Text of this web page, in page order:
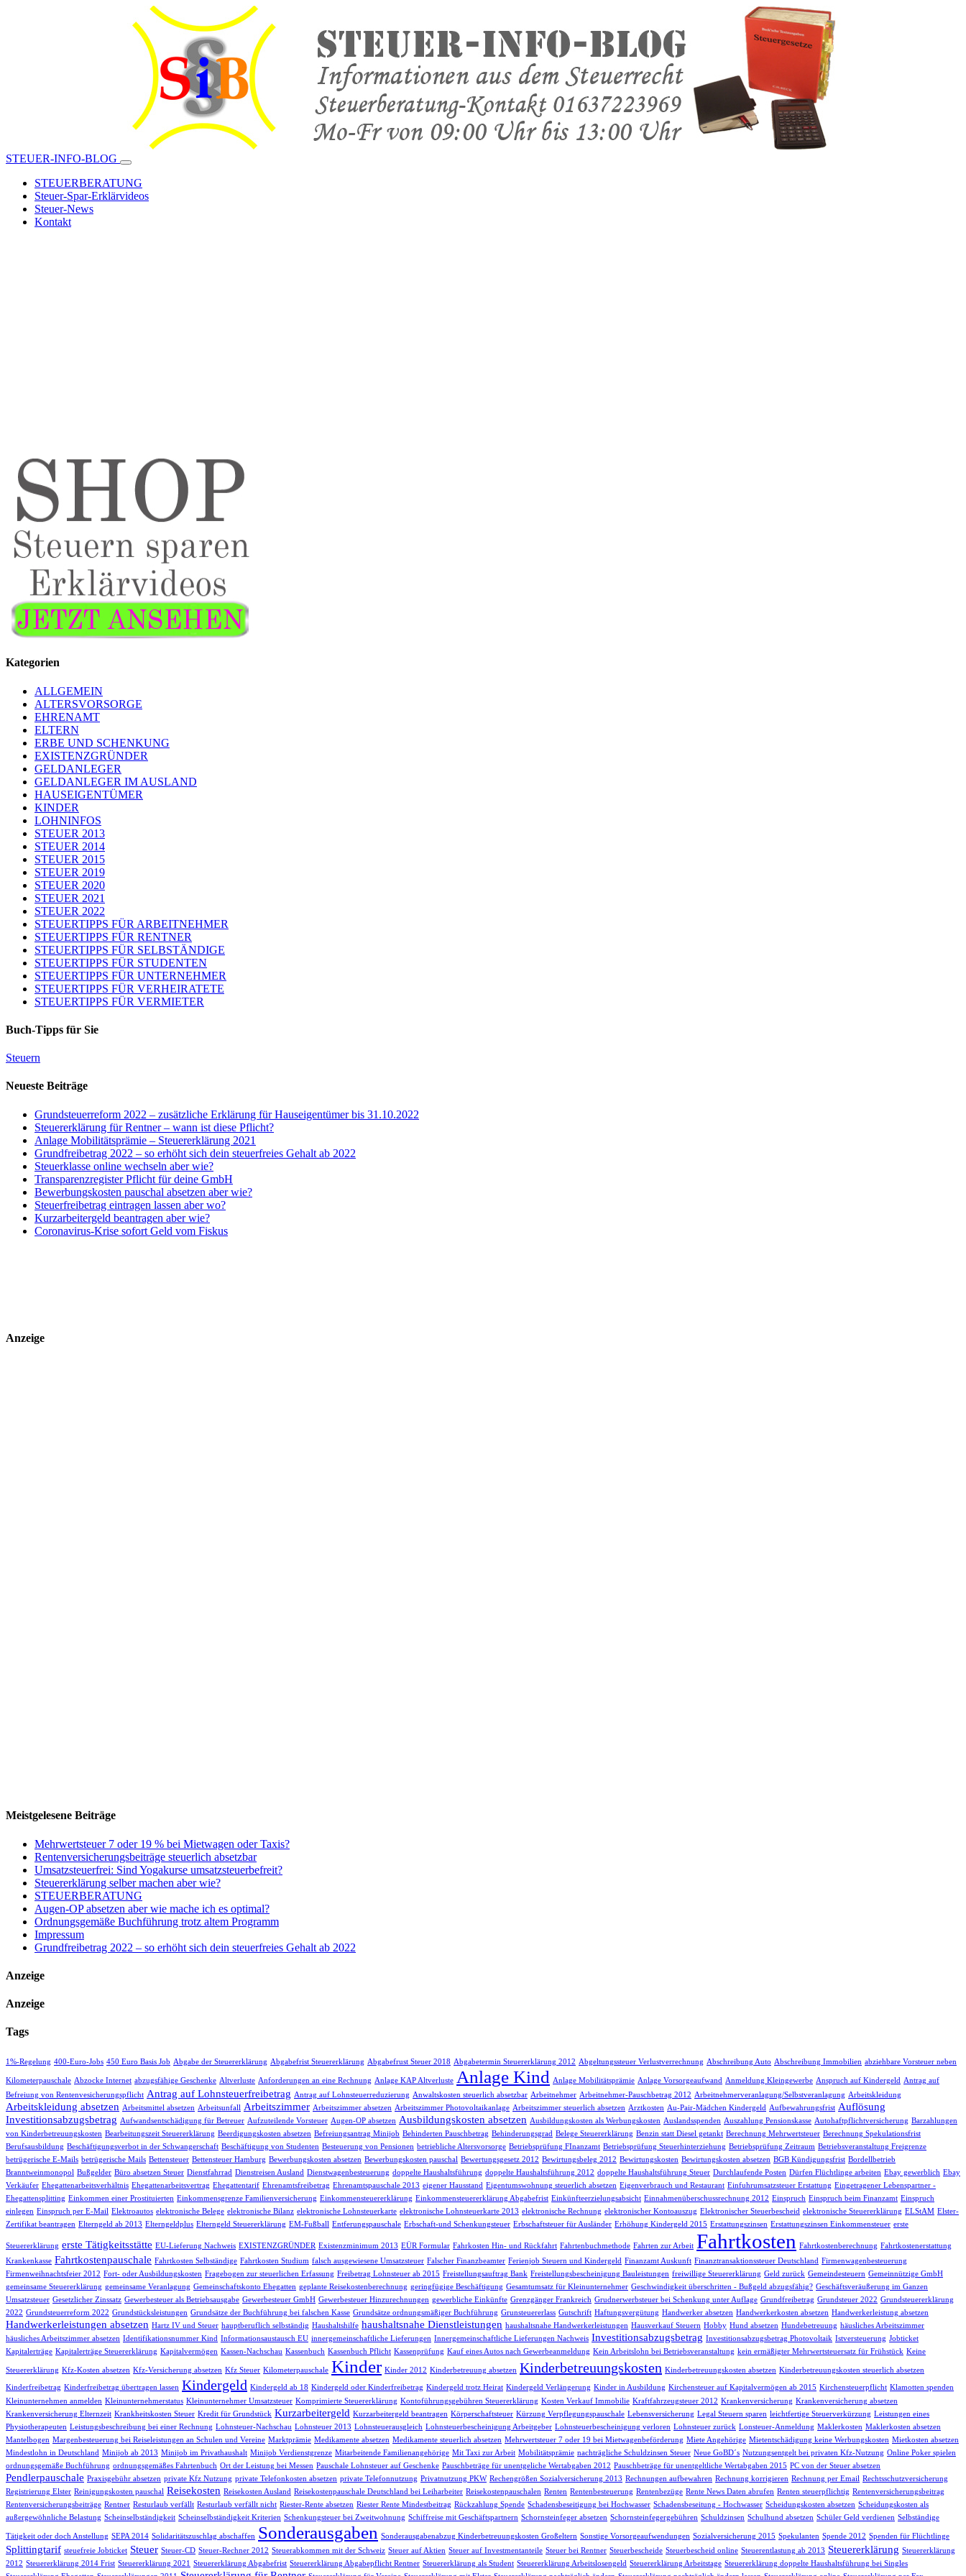
STEUER-INFO-BLOG
STEUERBERATUNG
Steuer-Spar-Erklärvideos
Steuer-News
Kontakt
Kategorien
ALLGEMEIN
ALTERSVORSORGE
EHRENAMT
ELTERN
ERBE UND SCHENKUNG
EXISTENZGRÜNDER
GELDANLEGER
GELDANLEGER IM AUSLAND
HAUSEIGENTÜMER
KINDER
LOHNINFOS
STEUER 2013
STEUER 2014
STEUER 2015
STEUER 2019
STEUER 2020
STEUER 2021
STEUER 2022
STEUERTIPPS FÜR ARBEITNEHMER
STEUERTIPPS FÜR RENTNER
STEUERTIPPS FÜR SELBSTÄNDIGE
STEUERTIPPS FÜR STUDENTEN
STEUERTIPPS FÜR UNTERNEHMER
STEUERTIPPS FÜR VERHEIRATETE
STEUERTIPPS FÜR VERMIETER
Buch-Tipps für Sie
Steuern
Neueste Beiträge
Grundsteuerreform 2022 – zusätzliche Erklärung für Hauseigentümer bis 31.10.2022
Steuererklärung für Rentner – wann ist diese Pflicht?
Anlage Mobilitätsprämie – Steuererklärung 2021
Grundfreibetrag 2022 – so erhöht sich dein steuerfreies Gehalt ab 2022
Steuerklasse online wechseln aber wie?
Transparenzregister Pflicht für deine GmbH
Bewerbungskosten pauschal absetzen aber wie?
Steuerfreibetrag eintragen lassen aber wo?
Kurzarbeitergeld beantragen aber wie?
Coronavirus-Krise sofort Geld vom Fiskus
Anzeige
Meistgelesene Beiträge
Mehrwertsteuer 7 oder 19 % bei Mietwagen oder Taxis?
Rentenversicherungsbeiträge steuerlich absetzbar
Umsatzsteuerfrei: Sind Yogakurse umsatzsteuerbefreit?
Steuererklärung selber machen aber wie?
STEUERBERATUNG
Augen-OP absetzen aber wie mache ich es optimal?
Ordnungsgemäße Buchführung trotz altem Programm
Impressum
Grundfreibetrag 2022 – so erhöht sich dein steuerfreies Gehalt ab 2022
Anzeige
Anzeige
Tags
1%-Regelung 400-Euro-Jobs 450 Euro Basis Job Abgabe der Steuererklärung Abgabefrist Steuererklärung Abgabefrust Steuer 2018 Abgabetermin Steuererklärung 2012 Abgeltungssteuer Verlustverrechnung Abschreibung Auto Abschreibung Immobilien abziehbare Vorsteuer neben
Kilometerpauschale Abzocke Internet abzugsfähige Geschenke Altverluste Anforderungen an eine Rechnung Anlage KAP Altverluste Anlage Kind Anlage Mobilitätsprämie Anlage Vorsorgeaufwand Anmeldung Kleingewerbe Anspruch auf Kindergeld
Antrag auf
Befreiung von Rentenvesicherungspflicht Antrag auf Lohnsteuerfreibetrag Antrag auf Lohnsteuerreduzierung Anwaltskosten steuerlich absetzbar Arbeitnehmer Arbeitnehmer-Pauschbetrag 2012 Arbeitnehmerveranlagung/Selbstveranlagung Arbeitskleidung
Arbeitskleidung absetzen Arbeitsmittel absetzen Arbeitsunfall Arbeitszimmer Arbeitszimmer absetzen Arbeitszimmer Photovoltaikanlage Arbeitszimmer steuerlich absetzen Arztkosten Au-Pair-Mädchen Kindergeld Aufbewahrungsfrist Auflösung
Investitionsabzugsbetrag Aufwandsentschädigung für Betreuer Aufzuteilende Vorsteuer Augen-OP absetzen Ausbildungskosten absetzen Ausbildungskosten als Werbungskosten Auslandsspenden Auszahlung Pensionskasse Autohaftpflichtversicherung Barzahlungen
von Kinderbetreuungskosten Bearbeitungszeit Steuererklärung Beerdigungskosten absetzen Befreiungsantrag Minijob Behinderten Pauschbetrag Behinderungsgrad Belege Steuererklärung Benzin statt Diesel getankt Berechnung Mehrwertsteuer Berechnung Spekulationsfrist
Berufsausbildung Beschäftigungsverbot in der Schwangerschaft Beschäftigung von Studenten Besteuerung von Pensionen betriebliche Altersvorsorge Betriebsprüfung FInanzamt Betriebsprüfung Steuerhinterziehung Betriebsprüfung Zeitraum Betriebsveranstaltung Freigrenze
betrügerische E-Mails betrügerische Mails Bettensteuer Bettensteuer Hamburg Bewerbungskosten absetzen Bewerbungskosten pauschal Bewertungsgesetz 2012 Bewirtungsbeleg 2012 Bewirtungskosten Bewirtungskosten absetzen BGB Kündigungsfrist Bordellbetrieb
Branntweinmonopol Bußgelder Büro absetzen Steuer Dienstfahrrad Dienstreisen Ausland Dienstwagenbesteuerung doppelte Haushaltsführung doppelte Haushaltsführung 2012 doppelte Haushaltsführung Steuer Durchlaufende Posten Dürfen Flüchtlinge arbeiten Ebay gewerblich Ebay
Verkäufer Ehegattenarbeitsverhältnis Ehegattenarbeitsvertrag Ehegattentarif Ehrenamtsfreibetrag Ehrenamtspauschale 2013 eigener Hausstand Eigentumswohnung steuerlich absetzen Eigenverbrauch und Restaurant Einfuhrumsatzsteuer Erstattung Eingetragener Lebenspartner -
Ehegattensplitting Einkommen einer Prostituierten Einkommensgrenze Familienversicherung Einkommensteuererklärung Einkommensteuererklärung Abgabefrist Einkünfteerzielungsabsicht Einnahmenüberschussrechnung 2012 Einspruch Einspruch beim Finanzamt Einspruch
einlegen Einspruch per E-Mail Elektroautos elektronische Belege elektronische Bilanz elektronische Lohnsteuerkarte elektronische Lohnsteuerkarte 2013 elektronische Rechnung elektronischer Kontoauszug Elektronischer Steuerbescheid elektronische Steuererklärung ELStAM Elster-
Zertifikat beantragen Elterngeld ab 2013 Elterngeldplus Elterngeld Steuererklärung EM-Fußball Entferungspauschale Erbschaft-und Schenkungsteuer Erbschaftsteuer für Ausländer Erhöhung Kindergeld 2015 Erstattungszinsen Erstattungszinsen Einkommensteuer erste
Steuererklärung erste Tätigkeitsstätte EU-Lieferung Nachweis EXISTENZGRÜNDER Existenzminimum 2013 EÜR Formular Fahrkosten Hin- und Rückfahrt Fahrtenbuchmethode Fahrten zur Arbeit Fahrtkosten Fahrtkostenberechnung Fahrtkostenerstattung
Krankenkasse Fahrtkostenpauschale Fahrtkosten Selbständige Fahrtkosten Studium falsch ausgewiesene Umsatzsteuer Falscher Finanzbeamter Ferienjob Steuern und Kindergeld Finanzamt Auskunft Finanztransaktionssteuer Deutschland Firmenwagenbesteuerung
Firmenweihnachtsfeier 2012 Fort- oder Ausbildungskosten Fragebogen zur steuerlichen Erfassung Freibetrag Lohnsteuer ab 2015 Freistellungsauftrag Bank Freistellungsbescheinigung Bauleistungen freiwillige Steuererklärung Geld zurück Gemeindesteuern Gemeinnützige GmbH
gemeinsame Steuererklärung gemeinsame Veranlagung Gemeinschaftskonto Ehegatten geplante Reisekostenberechnung geringfügige Beschäftigung Gesamtumsatz für Kleinunternehmer Geschwindigkeit überschritten - Bußgeld abzugsfähig? Geschäftsveräußerung im Ganzen
Umsatzsteuer Gesetzlicher Zinssatz Gewerbesteuer als Betriebsausgabe Gewerbesteuer GmbH Gewerbesteuer Hinzurechnungen gewerbliche Einkünfte Grenzgänger Frankreich Grudnerwerbsteuer bei Schenkung unter Auflage Grundfreibetrag Grundsteuer 2022 Grundsteuererklärung
2022 Grundsteuerreform 2022 Grundstücksleistungen Grundsätze der Buchführung bei falschen Kasse Grundsätze ordnungsmäßiger Buchführung Grunsteuererlass Gutschrift Haftungsvergütung Handwerker absetzen Handwerkerkosten absetzen Handwerkerleistung absetzen
Handwerkerleistungen absetzen Hartz IV und Steuer hauptberuflich selbständig Haushaltshilfe haushaltsnahe Dienstleistungen haushaltsnahe Handwerkerleistungen Hausverkauf Steuern Hobby Hund absetzen Hundebetreuung häusliches Arbeitszimmer
häusliches Arbeitszimmer absetzen Identifikationsnummer Kind Informationsaustausch EU innergemeinschaftliche Lieferungen Innergemeinschaftliche Lieferungen Nachweis Investitionsabzugsbetrag Investitionsabzugsbetrag Photovoltaik Istversteuerung Jobticket
Kapitalerträge Kapitalerträge Steuererklärung Kapitalvermögen Kassen-Nachschau Kassenbuch Kassenbuch Pflicht Kassenprüfung Kauf eines Autos nach Gewerbeanmeldung Kein Arbeitslohn bei Betriebsveranstaltung kein ermäßigter Mehrwertsteuersatz für Frühstück Keine
Steuererklärung Kfz-Kosten absetzen Kfz-Versicherung absetzen Kfz Steuer Kilometerpauschale Kinder Kinder 2012 Kinderbetreuung absetzen Kinderbetreuungskosten Kinderbetreuungskosten absetzen Kinderbetreuungskosten steuerlich absetzen
Kinderfreibetrag Kinderfreibetrag übertragen lassen Kindergeld Kindergeld ab 18 Kindergeld oder Kinderfreibetrag Kindergeld trotz Heirat Kindergeld Verlängerung Kinder in Ausbildung Kirchensteuer auf Kapitalvermögen ab 2015 Kirchensteuerpflicht Klamotten spenden
Kleinunternehmen anmelden Kleinunternehmerstatus Kleinunternehmer Umsatzsteuer Komprimierte Steuererklärung Kontoführungsgebühren Steuererklärung Kosten Verkauf Immobilie Kraftfahrzeugsteuer 2012 Krankenversicherung Krankenversicherung absetzen
Krankenversicherung Elternzeit Krankheitskosten Steuer Kredit für Grundstück Kurzarbeitergeld Kurzarbeitergeld beantragen Körperschaftsteuer Kürzung Verpflegungspauschale Lebensversicherung Legal Steuern sparen leichtfertige Steuerverkürzung Leistungen eines
Physiotherapeuten Leistungsbeschreibung bei einer Rechnung Lohnsteuer-Nachschau Lohnsteuer 2013 Lohnsteuerausgleich Lohnsteuerbescheinigung Arbeitgeber Lohnsteuerbescheinigung verloren Lohnsteuer zurück Lonsteuer-Anmeldung Maklerkosten Maklerkosten absetzen
Mantelbogen Margenbesteuerung bei Reiseleistungen an Schulen und Vereine Marktprämie Medikamente absetzen Medikamente steuerlich absetzen Mehrwertsteuer 7 oder 19 bei Mietwagenbeförderung Miete Angehörige Mietentschädigung keine Werbungskosten Mietkosten absetzen
Mindestlohn in Deutschland Minijob ab 2013 Minijob im Privathaushalt Minijob Verdienstgrenze Mitarbeitende Familienangehörige Mit Taxi zur Arbeit Mobilitätsprämie nachträgliche Schuldzinsen Steuer Neue GoBD´s Nutzungsentgelt bei privaten Kfz-Nutzung Online Poker spielen
ordnungsgemäße Buchführung ordnungsgemäßes Fahrtenbuch Ort der Leistung bei Messen Pauschale Lohnsteuer auf Geschenke Pauschbeträge für unentgeliche Wertabgaben 2012 Pauschbeträge für unentgeltliche Wertabgaben 2015 PC von der Steuer absetzen
Pendlerpauschale Praxisgebühr absetzen private Kfz Nutzung private Telefonkosten absetzen private Telefonnutzung Privatnutzung PKW Rechengrößen Sozialversicherung 2013 Rechnungen aufbewahren Rechnung korrigieren Rechnung per Email Rechtsschutzversicherung
Registrierung Elster Reinigungskosten pauschal Reisekosten Reisekosten Ausland Reisekostenpauschale Deutschland bei Leiharbeiter Reisekostenpauschalen Renten Rentenbesteuerung Rentenbezüge Rente News Daten abrufen Renten steuerpflichtig Rentenversicherungsbeitrag
Rentenversicherungsbeiträge Rentner Resturlaub verfällt Resturlaub verfällt nicht Riester-Rente absetzen Riester Rente Mindestbeitrag Rückzahlung Spende Schadensbeseitigung bei Hochwasser Schadensbeseitung - Hochwasser Scheidungskosten absetzen Scheidungskosten als
außergewöhnliche Belastung Scheinselbständigkeit Scheinselbständigkeit Kriterien Schenkungsteuer bei Zweitwohnung Schiffreise mit Geschäftspartnern Schornsteinfeger absetzen Schornsteinfegergebühren Schuldzinsen Schulhund absetzen Schüler Geld verdienen Selbständige
Tätigkeit oder doch Anstellung SEPA 2014 Solidaritätszuschlag abschaffen Sonderausgaben Sonderausgabenabzug Kinderbetreuungskosten Großeltern Sonstige Vorsorgeaufwendungen Sozialversicherung 2015 Spekulanten Spende 2012 Spenden für Flüchtlinge
Splittingtarif steuefreie Jobticket Steuer Steuer-CD Steuer-Rechner 2012 Steuerabkommen mit der Schweiz Steuer auf Aktien Steuer auf Investmentanteile Steuer bei Rentner Steuerbescheide Steuerbescheid online Steuerentlastung ab 2013 Steuererklärung Steuererklärung
2012 Steuererklärung 2014 Frist Steuererklärung 2021 Steuererklärung Abgabefrist Steuererklärung Abgabepflicht Rentner Steuererklärung als Student Steuererklärung Arbeitslosengeld Steuererklärung Arbeitstage Steuererklärung doppelte Haushaltsführung bei Singles